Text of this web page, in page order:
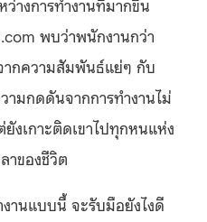
พบว่าพนักงานกว่า
กความสัมพันธ์แย่ๆ กับ
ามกดดันจากการทำงานไม่
งเกาะติดเขาไปทุกหนแห่ง
าของชีวิต
งานแบบนี้ จะรับมือยังไงดี